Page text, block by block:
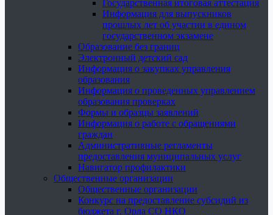
Государственная итоговая аттестация
Информация для выпускников
прошлых лет об участии в едином
государственном экзамене
Образование без границ
Электронный детский сад
Информация о закупках управления
образования
Информация о проведенных управлением
образования проверках
Формы и образцы заявлений
Информация о работе с обращениями
граждан
Административные регламенты
предоставления муниципальных услуг
Навигатор профилактики
Общественные организации
Общественные организации
Конкурс на предоставление субсидий из
бюджета г. Орла СО НКО